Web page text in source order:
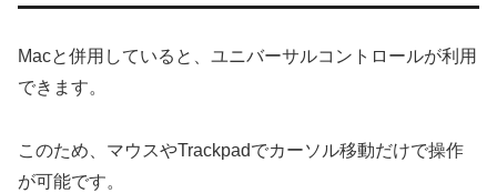
Macと併用していると、ユニバーサルコントロールが利用
できます。
このため、マウスやTrackpadでカーソル移動だけで操作
が可能です。